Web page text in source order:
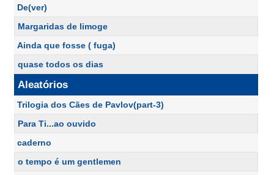
De(ver)
Margaridas de limoge
Ainda que fosse ( fuga)
quase todos os dias
Aleatórios
Trilogia dos Cães de Pavlov(part-3)
Para Ti...ao ouvido
caderno
o tempo é um gentlemen